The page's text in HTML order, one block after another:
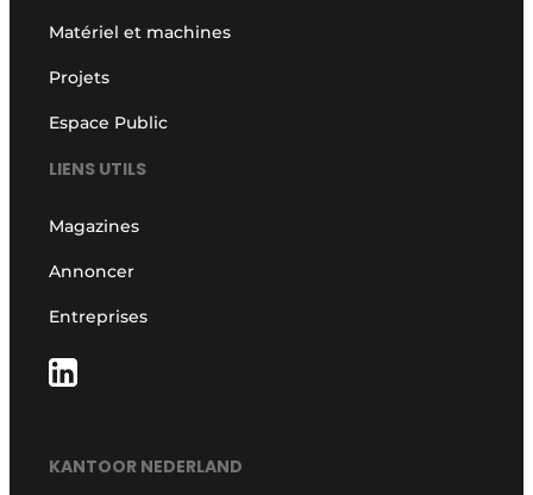
Matériel et machines
Projets
Espace Public
LIENS UTILS
Magazines
Annoncer
Entreprises
KANTOOR NEDERLAND